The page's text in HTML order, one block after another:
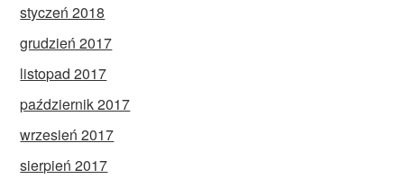
styczeń 2018
grudzień 2017
listopad 2017
październik 2017
wrzesień 2017
sierpień 2017